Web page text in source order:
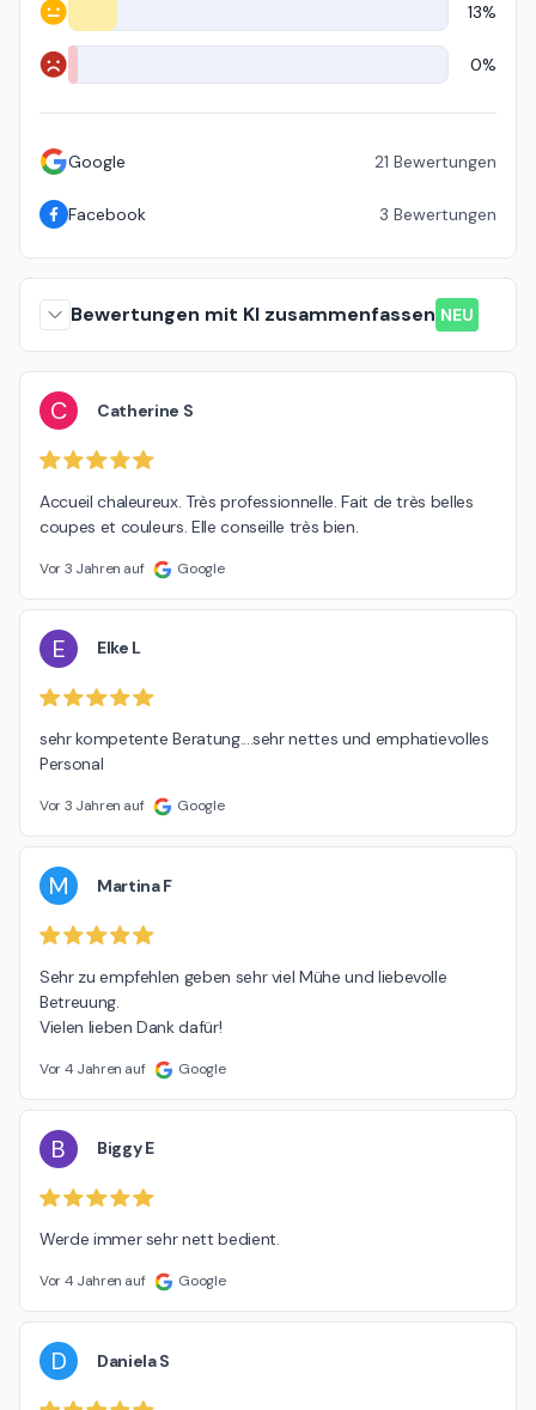
Neutral 13%
Negativ 0%
Google 21 Bewertungen
Facebook 3 Bewertungen
Bewertungen mit KI zusammenfassen NEU
C Catherine S
Accueil chaleureux. Très professionnelle. Fait de très belles
coupes et couleurs. Elle conseille très bien.
Vor 3 Jahren auf Google
E Elke L
sehr kompetente Beratung....sehr nettes und emphatievolles
Personal
Vor 3 Jahren auf Google
M Martina F
Sehr zu empfehlen geben sehr viel Mühe und liebevolle
Betreuung.
Vielen lieben Dank dafür!
Vor 4 Jahren auf Google
B Biggy E
Werde immer sehr nett bedient.
Vor 4 Jahren auf Google
D Daniela S